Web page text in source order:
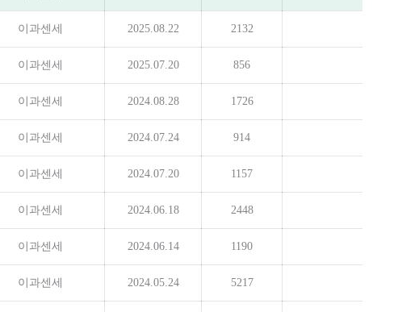
이과센세 2025.08.22 2132
이과센세 2025.07.20 856
이과센세 2024.08.28 1726
이과센세 2024.07.24 914
이과센세 2024.07.20 1157
이과센세 2024.06.18 2448
이과센세 2024.06.14 1190
이과센세 2024.05.24 5217